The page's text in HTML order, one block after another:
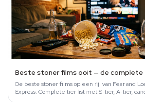
Beste stoner films ooit — de complete
De beste stoner films op een rij: van Fear and
Express. Complete tier list met S-tier, A-tier,